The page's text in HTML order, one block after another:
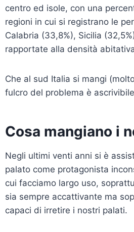
centro ed isole, con una
regioni in cui si registrano le
Calabria (33,8%), Sicilia
rapportate alla densità
Che al sud Italia si mangi
fulcro del problema è
Cosa mangiano i
Negli ultimi venti anni si è
palato come protagonista
cui facciamo largo uso,
sia sempre accattivante ma
capaci di irretire i nostri palati.